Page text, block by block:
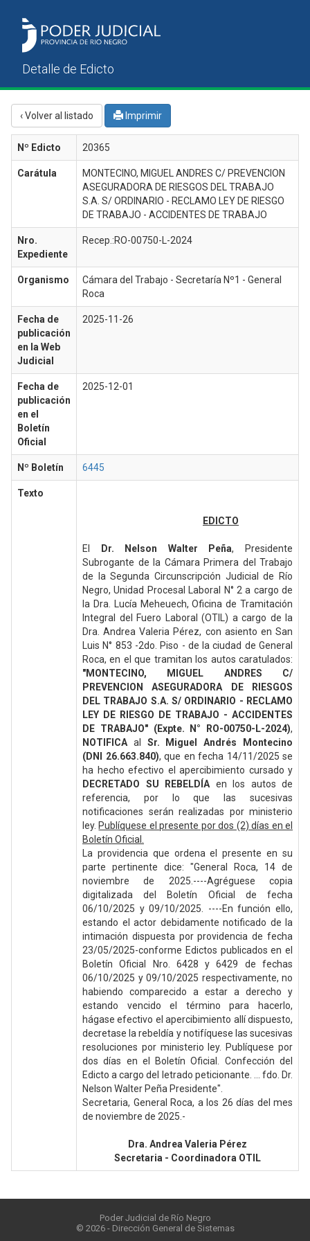
‹ Volver al listado Imprimir
Nº Edicto 20365
Carátula
MONTECINO, MIGUEL ANDRES C/ PREVENCION
ASEGURADORA DE RIESGOS DEL TRABAJO
S.A. S/ ORDINARIO - RECLAMO LEY DE RIESGO
DE TRABAJO - ACCIDENTES DE TRABAJO
Nro.
Expediente
Recep.:RO-00750-L-2024
Organismo
Cámara del Trabajo - Secretaría Nº1 - General
Roca
Fecha de
publicación
en la Web
Judicial
2025-11-26
Fecha de
publicación
en el
Boletín
Oficial
2025-12-01
Nº Boletín 6445
Texto
EDICTO
El Dr. Nelson Walter Peña, Presidente
Subrogante de la Cámara Primera del Trabajo
de la Segunda Circunscripción Judicial de Río
Negro, Unidad Procesal Laboral N° 2 a cargo de
la Dra. Lucía Meheuech, Oficina de Tramitación
Integral del Fuero Laboral (OTIL) a cargo de la
Dra. Andrea Valeria Pérez, con asiento en San
Luis N° 853 -2do. Piso - de la ciudad de General
Roca, en el que tramitan los autos caratulados:
"MONTECINO, MIGUEL ANDRES C/
PREVENCION ASEGURADORA DE RIESGOS
DEL TRABAJO S.A. S/ ORDINARIO - RECLAMO
LEY DE RIESGO DE TRABAJO - ACCIDENTES
DE TRABAJO" (Expte. N° RO-00750-L-2024),
NOTIFICAal Sr. Miguel Andrés Montecino
(DNI 26.663.840), que en fecha 14/11/2025 se
ha hecho efectivo el apercibimiento cursado y
DECRETADO SU REBELDÍAen los autos de
referencia, por lo que las sucesivas
notificaciones serán realizadas por ministerio
ley. Publíquese el presente por dos (2) días en el
Boletín Oficial.
La providencia que ordena el presente en su
parte pertinente dice: "General Roca, 14 de
noviembre de 2025.----Agréguese copia
digitalizada del Boletín Oficial de fecha
06/10/2025 y 09/10/2025. ----En función ello,
estando el actor debidamente notificado de la
intimación dispuesta por providencia de fecha
23/05/2025-conforme Edictos publicados en el
Boletín Oficial Nro. 6428 y 6429 de fechas
06/10/2025 y 09/10/2025 respectivamente, no
habiendo comparecido a estar a derecho y
estando vencido el término para hacerlo,
hágase efectivo el apercibimiento allí dispuesto,
decretase la rebeldía y notifíquese las sucesivas
resoluciones por ministerio ley. Publíquese por
dos días en el Boletín Oficial. Confección del
Edicto a cargo del letrado peticionante. ... fdo. Dr.
Nelson Walter Peña Presidente".
Secretaria, General Roca, a los 26 días del mes
de noviembre de 2025.-
Dra. Andrea Valeria Pérez
Secretaria - Coordinadora OTIL